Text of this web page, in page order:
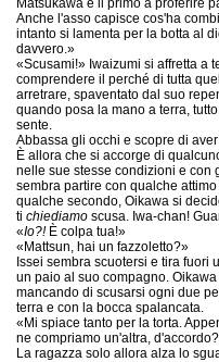
Matsukawa è il primo a proferire
Anche l'asso capisce cos'ha
intanto si lamenta per la botta al
davvero.»
«Scusami!» Iwaizumi si affretta a
comprendere il perché di tutta
arretrare, spaventato dal suo
quando posa la mano a terra,
sente.
Abbassa gli occhi e scopre di
È allora che si accorge di
nelle sue stesse condizioni e con
sembra partire con qualche
qualche secondo, Oikawa si
ti chiediamo scusa. Iwa-chan!
«Io?!È colpa tua!»
«Mattsun, hai un fazzoletto?»
Issei sembra scuotersi e tira
un paio al suo compagno.
mancando di scusarsi ogni due
terra e con la bocca spalancata.
«Mi spiace tanto per la torta.
ne compriamo un'altra,
La ragazza solo allora alza lo